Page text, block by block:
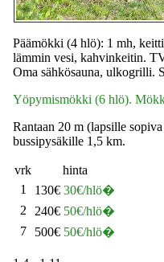
Päämökki (4 hlö): 1 mh,
lämmin vesi, kahvinkeitin.
Oma sähkösauna, ulkogrilli.
Yöpymismökki (6 hlö).
Rantaan 20 m (lapsille
bussipysäkille 1,5 km.
vrk
hinta
1
130€ 30€/hlö�
2
240€ 50€/hlö�
7
500€ 50€/hlö�